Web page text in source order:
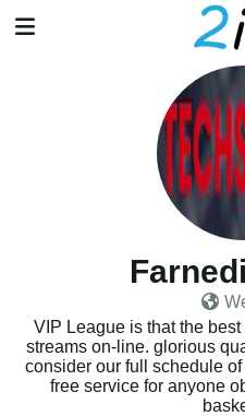
VIP League is that the
streams on-line. glorious
consider our full schedule
free service for anyone